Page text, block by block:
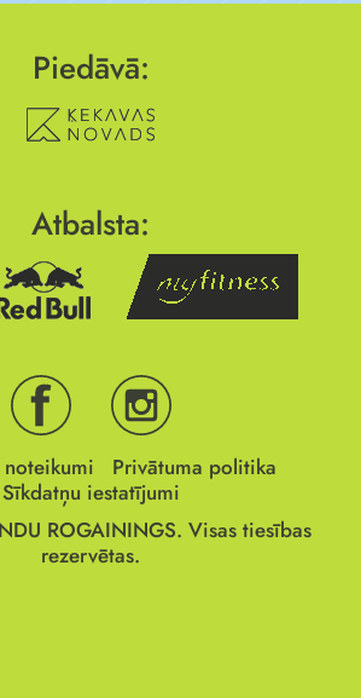
Piedāvā:
Atbalsta:
noteikumi
Privātuma politika
Sīkdatņu iestatījumi
ROGAININGS. Visas tiesības
rezervētas.